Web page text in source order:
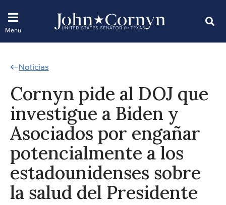
Noticias
Cornyn pide al DOJ que
investigue a Biden y
Asociados por engañar
potencialmente a los
estadounidenses sobre
la salud del Presidente